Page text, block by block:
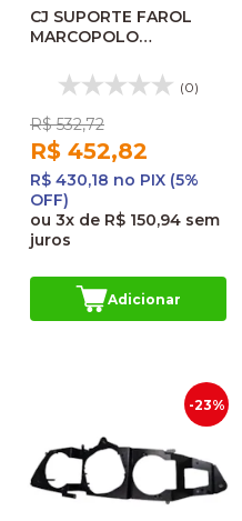
CJ SUPORTE FAROL
MARCOPOLO
ORIGINAL 24030068AP
(0)
R$ 532,72
R$ 452,82
R$ 430,18 no PIX (5%
OFF)
ou 3x de R$ 150,94 sem
juros
Adicionar
-23%